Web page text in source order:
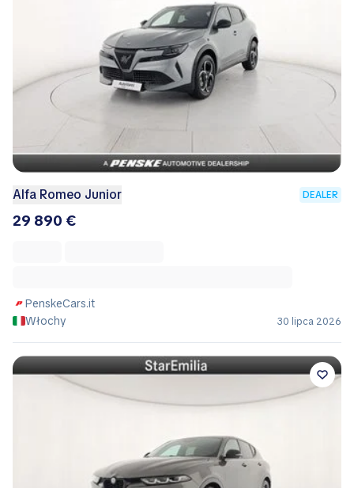
Alfa Romeo Junior DEALER
29 890 €
PenskeCars.it
Włochy
30 lipca 2026